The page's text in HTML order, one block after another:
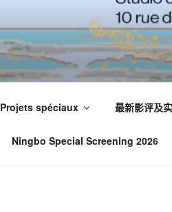
Projets spéciaux 最新影评及
Ningbo Special Screening 2026